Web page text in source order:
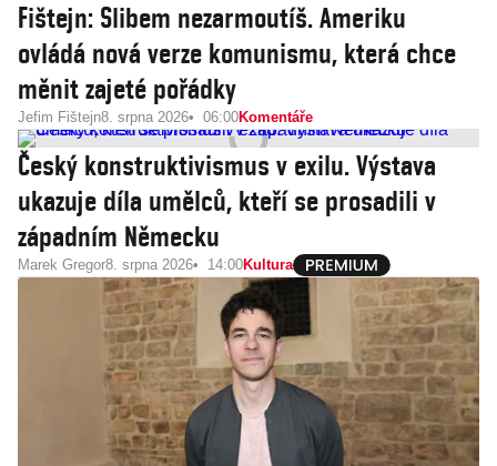
Fištejn: Slibem nezarmoutíš. Ameriku
ovládá nová verze komunismu, která chce
měnit zajeté pořádky
Jefim Fištejn8. srpna 2026 06:00Komentáře
Český konstruktivismus v exilu. Výstava
ukazuje díla umělců, kteří se prosadili v
západním Německu
Marek Gregor8. srpna 2026 14:00Kultura